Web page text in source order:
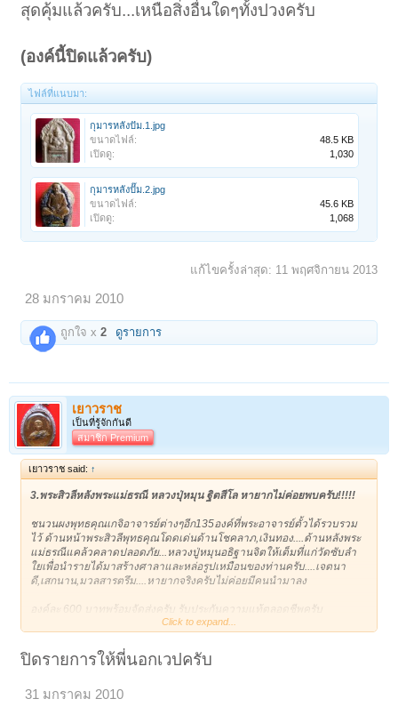
สุดคุ้มแล้วครับ...เหนือสิ่งอื่นใดๆทั้งปวงครับ
(องค์นี้ปิดแล้วครับ)
ไฟล์ที่แนบมา:
กุมารหลังปัม.1.jpg
ขนาดไฟล์:
48.5 KB
เปิดดู:
1,030
กุมารหลังปั๊ม.2.jpg
ขนาดไฟล์:
45.6 KB
เปิดดู:
1,068
แก้ไขครั้งล่าสุด: 11 พฤศจิกายน 2013
28 มกราคม 2010
ถูกใจ x2 ดูรายการ
เยาวราช
เป็นที่รู้จักกันดี
สมาชิก Premium
เยาวราช said: ↑
3.พระสิวลีหลังพระแม่ธรณี หลวงปุ่หมุน ฐิตสีโล หายากไม่ค่อยพบครับ!!!!!
ชนวนผงพุทธคุณเกจิอาจารย์ต่างๆอีก135องค์ที่พระอาจารย์ตั้วได้รวบรวม
ไว้ ด้านหน้าพระสิวลีพุทธคุณโดดเด่นด้านโชคลาภ,เงินทอง....ด้านหลังพระ
แม่ธรณีแคล้วคลาดปลอดภัย...หลวงปู่หมุนอธิฐานจิตให้เต็มที่แก่วัดซับลำ
ใยเพื่อนำรายได้มาสร้างศาลาและหล่อรูปเหมือนของท่านครับ....เจตนา
ดี,เสกนาน,มวลสารตรึม....หายากจริงครับไม่ค่อยมีคนนำมาลง
องค์ละ 600 บาทพร้อมจัดส่งครับ รับประกันความแท้ตลอดชีพครับ
เลขที่ บัญชี : 618-2-02395-5
ประเภท บัญชี : ออมทรัพย์
สาขา : ย่อยคลองถม
Click to expand...
ปิดรายการให้พี่นอกเวปครับ
31 มกราคม 2010